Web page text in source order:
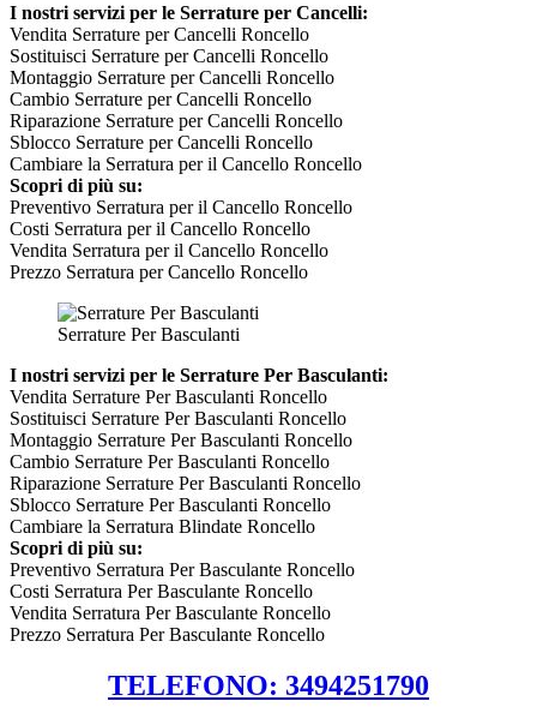
I nostri servizi per le Serrature per Cancelli:
Vendita Serrature per Cancelli Roncello
Sostituisci Serrature per Cancelli Roncello
Montaggio Serrature per Cancelli Roncello
Cambio Serrature per Cancelli Roncello
Riparazione Serrature per Cancelli Roncello
Sblocco Serrature per Cancelli Roncello
Cambiare la Serratura per il Cancello Roncello
Scopri di più su:
Preventivo Serratura per il Cancello Roncello
Costi Serratura per il Cancello Roncello
Vendita Serratura per il Cancello Roncello
Prezzo Serratura per Cancello Roncello
Serrature Per Basculanti
I nostri servizi per le Serrature Per Basculanti:
Vendita Serrature Per Basculanti Roncello
Sostituisci Serrature Per Basculanti Roncello
Montaggio Serrature Per Basculanti Roncello
Cambio Serrature Per Basculanti Roncello
Riparazione Serrature Per Basculanti Roncello
Sblocco Serrature Per Basculanti Roncello
Cambiare la Serratura Blindate Roncello
Scopri di più su:
Preventivo Serratura Per Basculante Roncello
Costi Serratura Per Basculante Roncello
Vendita Serratura Per Basculante Roncello
Prezzo Serratura Per Basculante Roncello
TELEFONO: 3494251790